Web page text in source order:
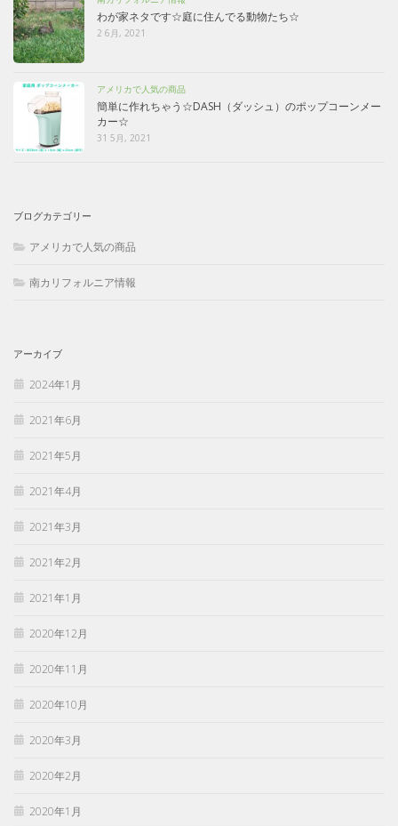
わが家ネタです☆庭に住んでる動物たち☆
2 6月, 2021
アメリカで人気の商品
簡単に作れちゃう☆DASH（ダッシュ）のポップコーンメー
カー☆
31 5月, 2021
ブログカテゴリー
アメリカで人気の商品
南カリフォルニア情報
アーカイブ
2024年1月
2021年6月
2021年5月
2021年4月
2021年3月
2021年2月
2021年1月
2020年12月
2020年11月
2020年10月
2020年3月
2020年2月
2020年1月